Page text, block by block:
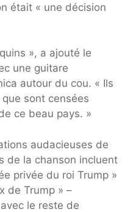
était « une décision
», a ajouté le
une guitare
autour du cou. « Ils
sont censées
ce beau pays. »
audacieuses de
de la chanson incluent
privée du roi Trump »
de Trump » –
le reste de